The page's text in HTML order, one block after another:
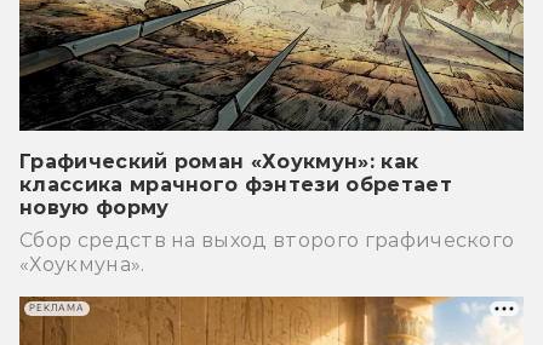
Графический роман «Хоукмун»: как
классика мрачного фэнтези обретает
новую форму
Сбор средств на выход второго графического
«Хоукмуна».
РЕКЛАМА